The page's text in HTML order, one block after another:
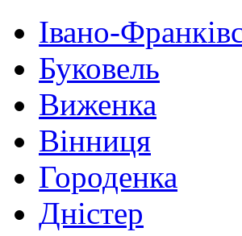
Івано-
Буковель
Виженка
Вінниця
Городенка
Дністер